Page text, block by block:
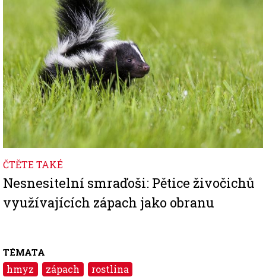
ČTĚTE TAKÉ
Nesnesitelní smraďoši: Pětice živočichů
využívajících zápach jako obranu
TÉMATA
hmyz zápach rostlina